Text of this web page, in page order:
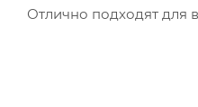
Отлично подходят для